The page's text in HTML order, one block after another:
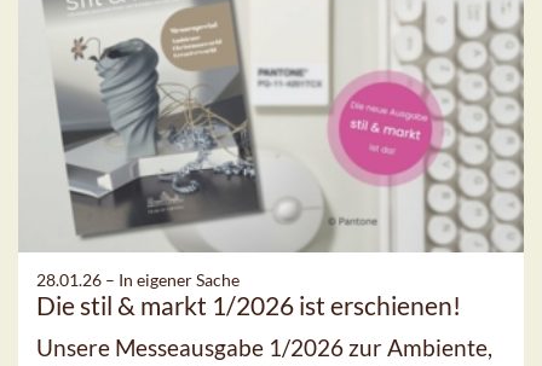
28.01.26 – In eigener Sache
Die stil & markt 1/2026 ist erschienen!
Unsere Messeausgabe 1/2026 zur Ambiente,